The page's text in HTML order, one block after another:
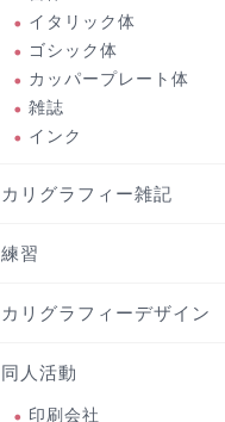
イタリック体
ゴシック体
カッパープレート体
雑誌
インク
カリグラフィー雑記
練習
カリグラフィーデザイン
同人活動
印刷会社